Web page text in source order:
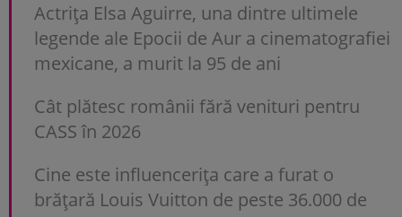
Actrița Elsa Aguirre, una dintre ultimele
legende ale Epocii de Aur a cinematografiei
mexicane, a murit la 95 de ani
Cât plătesc românii fără venituri pentru
CASS în 2026
Cine este influencerița care a furat o
brățară Louis Vuitton de peste 36.000 de